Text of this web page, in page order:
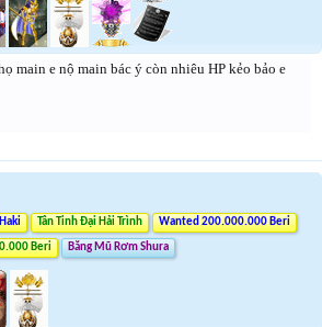
main e nộ main bác ý còn nhiêu HP kẻo bảo e
Tân Tinh Đại Hải Trình Wanted 200.000.000 Beri
Beri Băng Mũ Rơm Shura